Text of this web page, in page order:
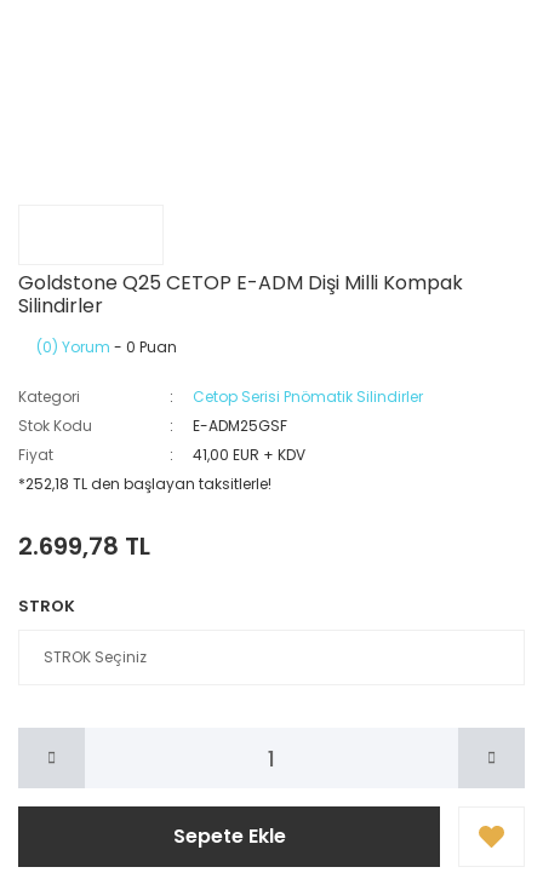
Goldstone Q25 CETOP E-ADM Dişi Milli Kompak
Silindirler
(0) Yorum - 0 Puan
Kategori
Cetop Serisi Pnömatik Silindirler
Stok Kodu
E-ADM25GSF
Fiyat
41,00 EUR + KDV
*252,18 TL den başlayan taksitlerle!
2.699,78 TL
STROK
Sepete Ekle